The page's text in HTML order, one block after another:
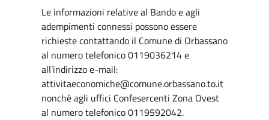
Le informazioni relative al Bando e agli
adempimenti connessi possono essere
richieste contattando il Comune di Orbassano
al numero telefonico 0119036214 e
all’indirizzo e-mail:
attivitaeconomiche@comune.orbassano.to.it
nonchè agli uffici Confesercenti Zona Ovest
al numero telefonico 0119592042.